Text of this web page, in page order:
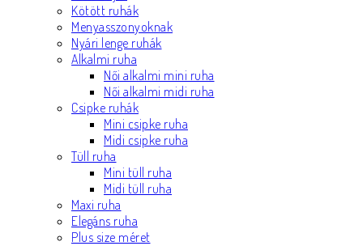
Kötött ruhák
Menyasszonyoknak
Nyári lenge ruhák
Alkalmi ruha
Női alkalmi mini ruha
Női alkalmi midi ruha
Csipke ruhák
Mini csipke ruha
Midi csipke ruha
Tüll ruha
Mini tüll ruha
Midi tüll ruha
Maxi ruha
Elegáns ruha
Plus size méret